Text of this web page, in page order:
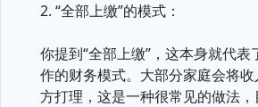
2. “全部上缴”的模式：
你提到“全部上缴”，这本身就代表
作的财务模式。大部分家庭会将
方打理，这是一种很常见的做法